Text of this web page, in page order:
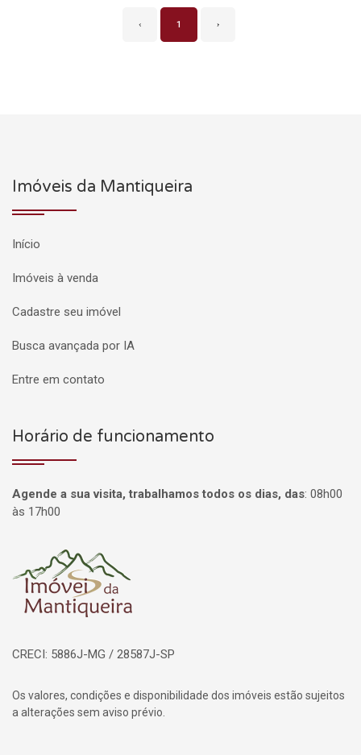
‹ 1 ›
Imóveis da Mantiqueira
Início
Imóveis à venda
Cadastre seu imóvel
Busca avançada por IA
Entre em contato
Horário de funcionamento
Agende a sua visita, trabalhamos todos os dias, das: 08h00
às 17h00
Página inicial
CRECI: 5886J-MG / 28587J-SP
Os valores, condições e disponibilidade dos imóveis estão sujeitos
a alterações sem aviso prévio.